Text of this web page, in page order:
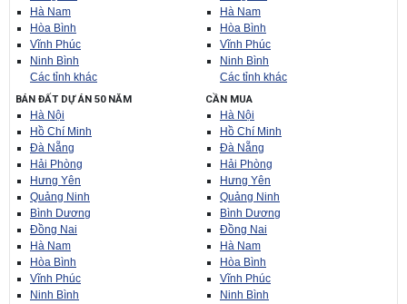
Hà Nam
Hòa Bình
Vĩnh Phúc
Ninh Bình
Các tỉnh khác
Hà Nam
Hòa Bình
Vĩnh Phúc
Ninh Bình
Các tỉnh khác
BÁN ĐẤT DỰ ÁN 50 NĂM
Hà Nội
Hồ Chí Minh
Đà Nẵng
Hải Phòng
Hưng Yên
Quảng Ninh
Bình Dương
Đồng Nai
Hà Nam
Hòa Bình
Vĩnh Phúc
Ninh Bình
CẦN MUA
Hà Nội
Hồ Chí Minh
Đà Nẵng
Hải Phòng
Hưng Yên
Quảng Ninh
Bình Dương
Đồng Nai
Hà Nam
Hòa Bình
Vĩnh Phúc
Ninh Bình